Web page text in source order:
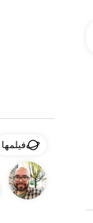
فیلمها